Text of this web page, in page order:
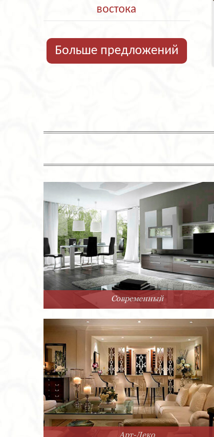
востока
Больше предложений
Современный
Арт-Деко